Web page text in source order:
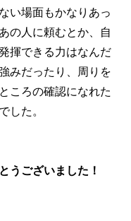
い場面もかなりあっ
の人に頼むとか、自
揮できる力はなんだ
みだったり、周りを
ころの確認になれた
した。
うございました！